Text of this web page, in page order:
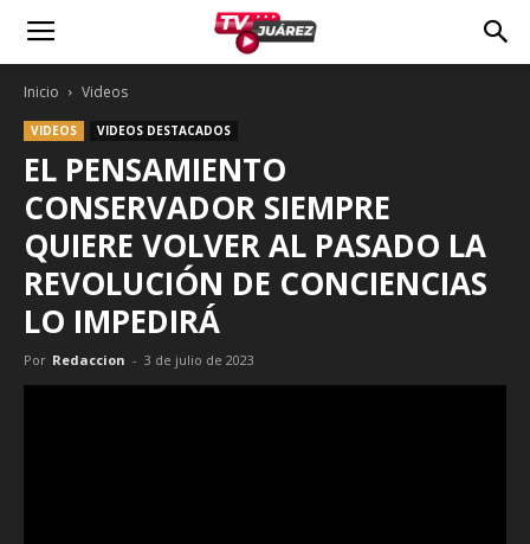
Inicio Videos
VIDEOS VIDEOS DESTACADOS
EL PENSAMIENTO
CONSERVADOR SIEMPRE
QUIERE VOLVER AL PASADO LA
REVOLUCIÓN DE CONCIENCIAS
LO IMPEDIRÁ
Por Redaccion - 3 de julio de 2023